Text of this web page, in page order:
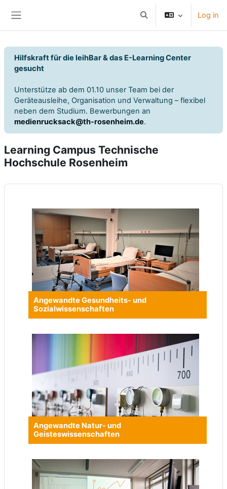
Toggle search input
Log in
Hilfskraft für die leihBar & das E-Learning Center
gesucht
Unterstütze ab dem 01.10 unser Team bei der
Geräteausleihe, Organisation und Verwaltung – flexibel
neben dem Studium. Bewerbungen an
medienrucksack@th-rosenheim.de.
Learning Campus Technische
Hochschule Rosenheim
Angewandte Gesundheits- und
Sozialwissenschaften
Angewandte Natur- und
Geisteswissenschaften